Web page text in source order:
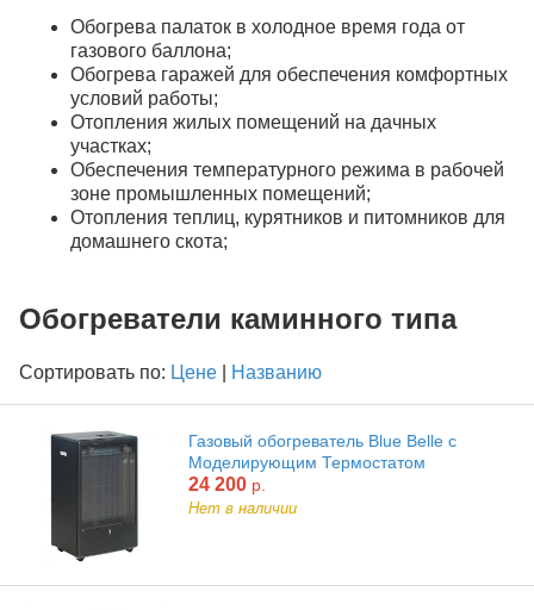
Обогрева палаток в холодное время года от
газового баллона;
Обогрева гаражей для обеспечения комфортных
условий работы;
Отопления жилых помещений на дачных
участках;
Обеспечения температурного режима в рабочей
зоне промышленных помещений;
Отопления теплиц, курятников и питомников для
домашнего скота;
Обогреватели каминного типа
Сортировать по: Цене Названию
Газовый обогреватель Blue Belle с
Моделирующим Термостатом
24 200 р.
Нет в наличии